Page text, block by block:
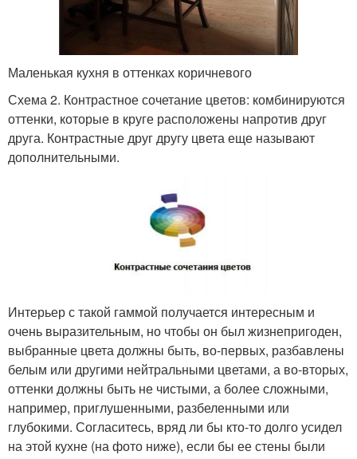
Маленькая кухня в оттенках коричневого
Схема 2. Контрастное сочетание цветов: комбинируются
оттенки, которые в круге расположены напротив друг
друга. Контрастные друг другу цвета еще называют
дополнительными.
Интерьер с такой гаммой получается интересным и
очень выразительным, но чтобы он был жизнепригоден,
выбранные цвета должны быть, во-первых, разбавлены
белым или другими нейтральными цветами, а во-вторых,
оттенки должны быть не чистыми, а более сложными,
например, приглушенными, разбеленными или
глубокими. Согласитесь, вряд ли бы кто-то долго усидел
на этой кухне (на фото ниже), если бы ее стены были